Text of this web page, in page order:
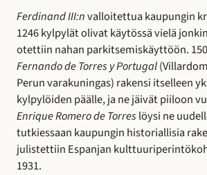
Ferdinand III:nvalloitettua kaupungin
1246 kylpylät olivat käytössä vielä
otettiin nahan parkitsemiskäyttöön.
Fernando de Torres y Portugal
Perun varakuningas) rakensi itselleen
kylpylöiden päälle, ja ne jäivät piiloon
Enrique Romero de Torres löysi ne
tutkiessaan kaupungin historiallisia
julistettiin Espanjan
1931.